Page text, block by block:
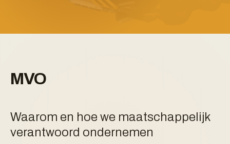
MVO
Waarom en hoe we maatschappelijk
verantwoord ondernemen